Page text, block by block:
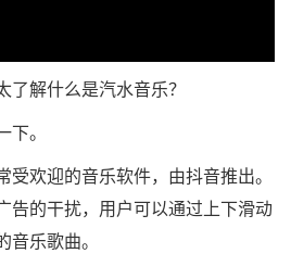
解什么是汽水音乐？
。
欢迎的音乐软件，由抖音推出。
告的干扰，用户可以通过上下滑动
乐歌曲。